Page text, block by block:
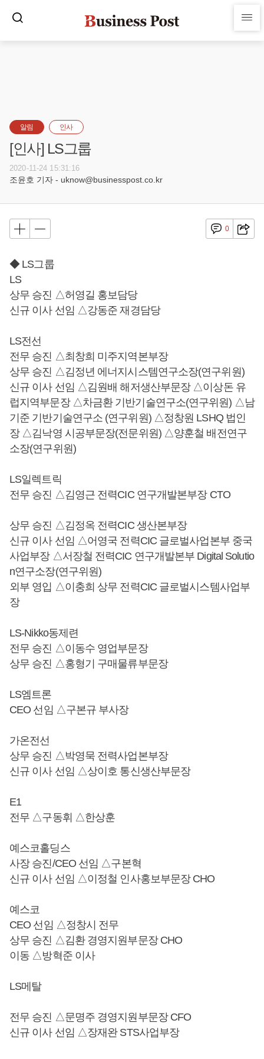
알림 인사
[인사] LS그룹
2020-11-24 15:31:16
조윤호 기자 - uknow@businesspost.co.kr
0
◆ LS그룹
LS
상무 승진 △허영길 홍보담당
신규 이사 선임 △강동준 재경담당
LS전선
전무 승진 △최창희 미주지역본부장
상무 승진 △김정년 에너지시스템연구소장(연구위원)
신규 이사 선임 △김원배 해저생산부문장 △이상돈 유
럽지역부문장 △차금환 기반기술연구소(연구위원) △남
기준 기반기술연구소 (연구위원) △정창원 LSHQ 법인
장 △김낙영 시공부문장(전문위원) △양훈철 배전연구
소장(연구위원)
LS일렉트릭
전무 승진 △김영근 전력CIC 연구개발본부장 CTO
상무 승진 △김정옥 전력CIC 생산본부장
신규 이사 선임 △어영국 전력CIC 글로벌사업본부 중국
사업부장 △서장철 전력CIC 연구개발본부 Digital Solutio
n연구소장(연구위원)
외부 영입 △이충희 상무 전력CIC 글로벌시스템사업부
장
LS-Nikko동제련
전무 승진 △이동수 영업부문장
상무 승진 △홍형기 구매물류부문장
LS엠트론
CEO 선임 △구본규 부사장
가온전선
상무 승진 △박영묵 전력사업본부장
신규 이사 선임 △상이호 통신생산부문장
E1
전무 △구동휘 △한상훈
예스코홀딩스
사장 승진/CEO 선임 △구본혁
신규 이사 선임 △이정철 인사홍보부문장 CHO
예스코
CEO 선임 △정창시 전무
상무 승진 △김환 경영지원부문장 CHO
이동 △방혁준 이사
LS메탈
전무 승진 △문명주 경영지원부문장 CFO
신규 이사 선임 △장재완 STS사업부장